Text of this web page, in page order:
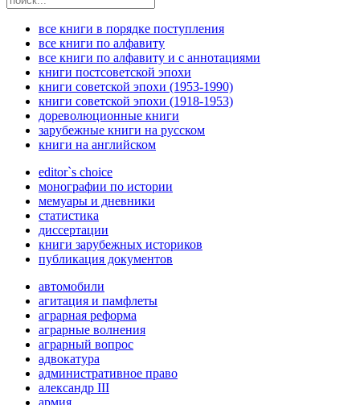
все книги в порядке поступления
все книги по алфавиту
все книги по алфавиту и с аннотациями
книги постсоветской эпохи
книги советской эпохи (1953-1990)
книги советской эпохи (1918-1953)
дореволюционные книги
зарубежные книги на русском
книги на английском
editor`s choice
монографии по истории
мемуары и дневники
статистика
диссертации
книги зарубежных историков
публикация документов
автомобили
агитация и памфлеты
аграрная реформа
аграрные волнения
аграрный вопрос
адвокатура
административное право
александр III